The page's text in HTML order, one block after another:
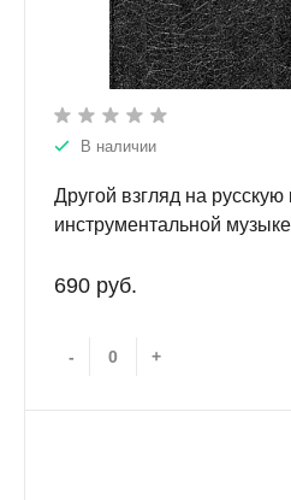
В наличии
Другой взгляд на русскую
инструментальной
690 руб.
- +